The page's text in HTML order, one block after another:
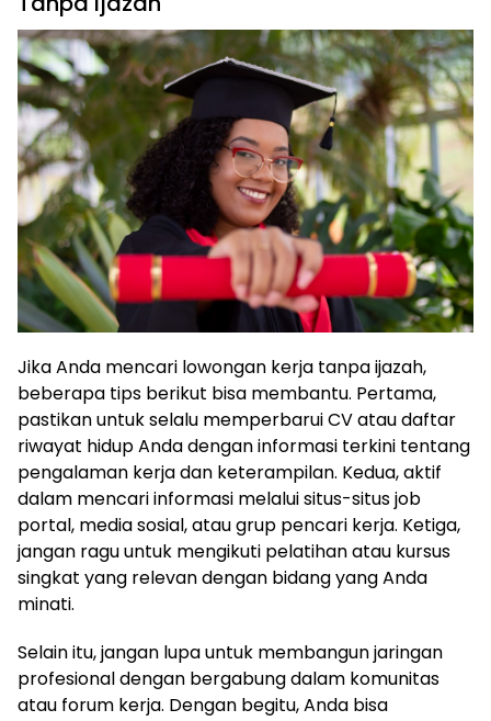
Jika Anda mencari lowongan kerja tanpa ijazah,
beberapa tips berikut bisa membantu. Pertama,
pastikan untuk selalu memperbarui CV atau daftar
riwayat hidup Anda dengan informasi terkini tentang
pengalaman kerja dan keterampilan. Kedua, aktif
dalam mencari informasi melalui situs-situs job
portal, media sosial, atau grup pencari kerja. Ketiga,
jangan ragu untuk mengikuti pelatihan atau kursus
singkat yang relevan dengan bidang yang Anda
minati.
Selain itu, jangan lupa untuk membangun jaringan
profesional dengan bergabung dalam komunitas
atau forum kerja. Dengan begitu, Anda bisa